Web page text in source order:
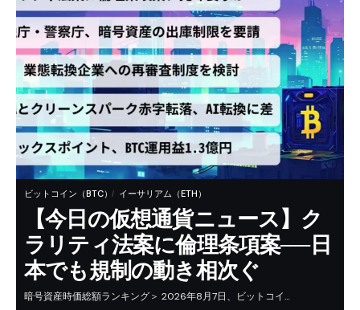
ビットコイン（BTC） イーサリアム（ETH）
【今日の仮想通貨ニュース】ク
ラリティ法案に倫理条項案──日
本でも規制の動き相次ぐ
暗号資産時価総額ランキング＞ 2026年8月7日、ビットコイ…